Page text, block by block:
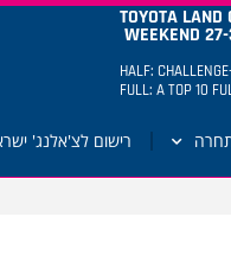
TOYOTA
WEEKEND
HALF:
FULL: A TOP 10
רישום לצ'אלנג' ישראמן